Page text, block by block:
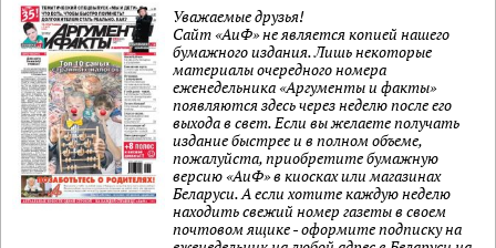
Уважаемые друзья!
Сайт «АиФ» не является копией нашего
бумажного издания. Лишь некоторые
материалы очередного номера
еженедельника «Аргументы и факты»
появляются здесь через неделю после его
выхода в свет. Если вы желаете получать
издание быстрее и в полном объеме,
пожалуйста, приобретите бумажную
версию «АиФ» в киосках или магазинах
Беларуси. А если хотите каждую неделю
находить свежий номер газеты в своем
почтовом ящике - оформите подписку на